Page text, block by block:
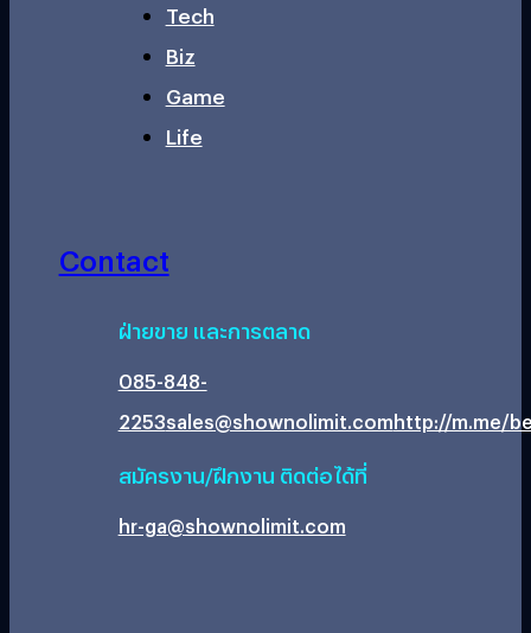
Tech
Biz
Game
Life
Contact
ฝ่ายขาย และการตลาด
085-848-
2253sales@shownolimit.comhttp://m.me/
สมัครงาน/ฝึกงาน ติดต่อได้ที่
hr-ga@shownolimit.com